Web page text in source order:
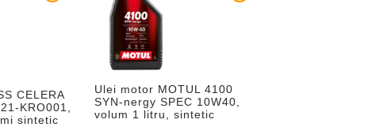
CELERA
KRO001,
sintetic
Ulei motor MOTUL 4100
SYN-nergy SPEC 10W40,
volum 1 litru, sintetic